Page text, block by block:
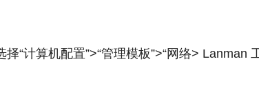
“计算机配置”>“管理模板”>“网络> Lanman